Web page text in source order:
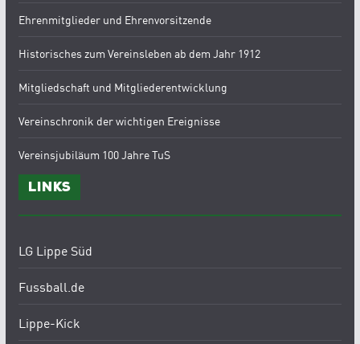
Ehrenmitglieder und Ehrenvorsitzende
Historisches zum Vereinsleben ab dem Jahr 1912
Mitgliedschaft und Mitgliederentwicklung
Vereinschronik der wichtigen Ereignisse
Vereinsjubiläum 100 Jahre TuS
Links
LG Lippe Süd
Fussball.de
Lippe-Kick